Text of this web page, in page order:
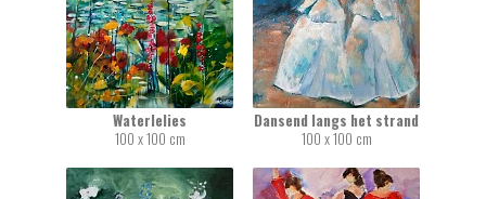
Waterlelies
100 x 100 cm
Dansend langs het strand
100 x 100 cm